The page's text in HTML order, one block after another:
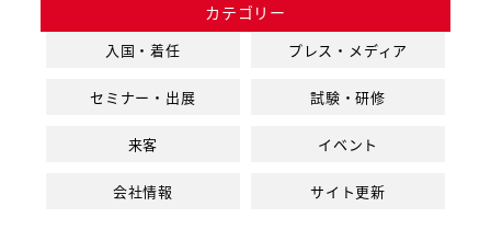
カテゴリー
入国・着任 プレス・メディア
セミナー・出展 試験・研修
来客 イベント
会社情報 サイト更新